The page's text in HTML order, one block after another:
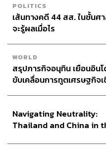
POLITICS
เส้นทางคดี 44 สส. ในชั้นศ
จะรู้ผลเมื่อไร
WORLD
สรุปภารกิจอนุทิน เยือนอินโ
ขับเคลื่อนการทูตเศรษฐกิจ
Navigating Neutrality:
Thailand and China in